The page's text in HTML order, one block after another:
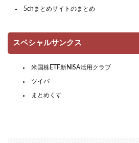
5chまとめサイトのまとめ
スペシャルサンクス
米国株ETF新NISA活用クラブ
ツイバ
まとめくす